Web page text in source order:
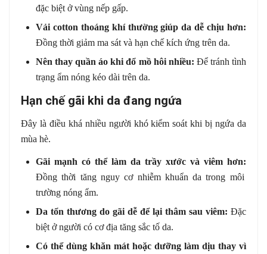
đặc biệt ở vùng nếp gấp.
Vải cotton thoáng khí thường giúp da dễ chịu hơn:
Đồng thời giảm ma sát và hạn chế kích ứng trên da.
Nên thay quần áo khi đổ mồ hôi nhiều: Để tránh tình
trạng ẩm nóng kéo dài trên da.
Hạn chế gãi khi da đang ngứa
Đây là điều khá nhiều người khó kiểm soát khi bị ngứa da
mùa hè.
Gãi mạnh có thể làm da trầy xước và viêm hơn:
Đồng thời tăng nguy cơ nhiễm khuẩn da trong môi
trường nóng ẩm.
Da tổn thương do gãi dễ để lại thâm sau viêm: Đặc
biệt ở người có cơ địa tăng sắc tố da.
Có thể dùng khăn mát hoặc dưỡng làm dịu thay vì